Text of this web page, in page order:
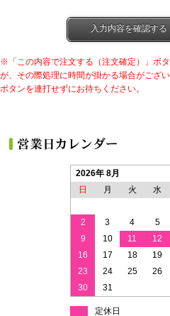
※「この内容で注文する（注文確定）」ボ
が、その際処理に時間が掛かる場合がござ
ボタンを連打せずにお待ちください。
2026年 8月
日
月 火 水
2
3 4 5
9
10 11 12
16
17 18 19
23
24 25 26
30
31
定休日